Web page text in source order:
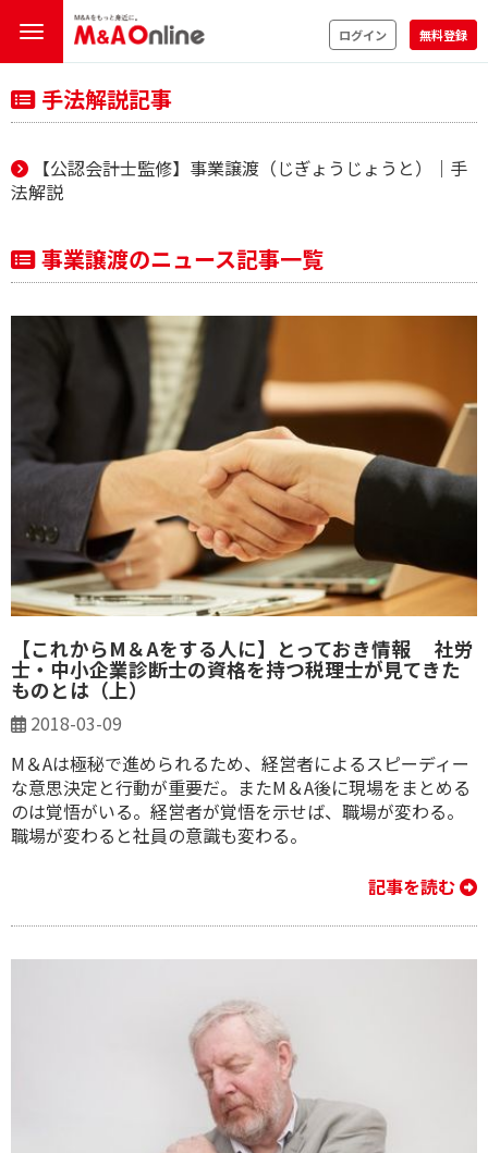
ログイン 無料登録
手法解説記事
【公認会計士監修】事業譲渡（じぎょうじょうと）｜手
法解説
事業譲渡のニュース記事一覧
【これからM＆Aをする人に】とっておき情報 社労
士・中小企業診断士の資格を持つ税理士が見てきた
ものとは（上）
2018-03-09
M＆Aは極秘で進められるため、経営者によるスピーディー
な意思決定と行動が重要だ。またM＆A後に現場をまとめる
のは覚悟がいる。経営者が覚悟を示せば、職場が変わる。
職場が変わると社員の意識も変わる。
記事を読む